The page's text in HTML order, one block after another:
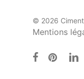
© 2026
Mentions
facebookpinterest